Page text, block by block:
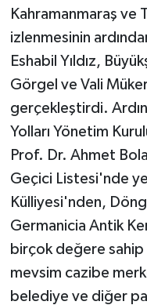
Kahramanmaraş ve
izlenmesinin
Eshabil Yıldız,
Görgel ve Vali
gerçekleştirdi.
Yolları Yönetim
Prof. Dr. Ahmet
Geçici Listesi'nde
Külliyesi'nden,
Germanicia Antik
birçok değere sahip
mevsim cazibe
belediye ve diğer